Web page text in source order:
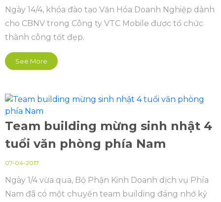
Ngày 14/4, khóa đào tạo Văn Hóa Doanh Nghiệp dành
cho CBNV trong Công ty VTC Mobile được tổ chức
thành công tốt đẹp.
See More
Team building mừng sinh nhật 4
tuổi văn phòng phía Nam
07-04-2017
Ngày 1/4 vừa qua, Bộ Phận Kinh Doanh dịch vụ Phía
Nam đã có một chuyến team building đáng nhớ kỷ